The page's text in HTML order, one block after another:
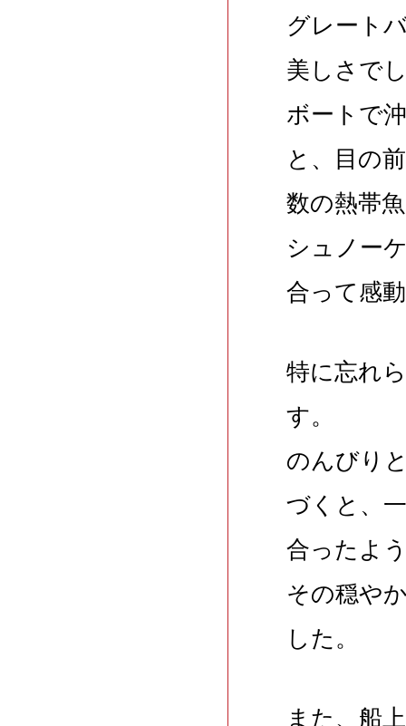
グレート
美しさで
ボートで
と、目の
数の熱帯
シュノー
合って感
特に忘れ
す。
のんびり
づくと、
合ったよ
その穏や
した。
また、船